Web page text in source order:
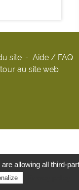
site
Aide / FAQ
au site web
allowing all third-